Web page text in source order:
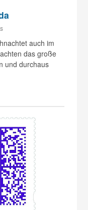
auch im
das große
und durchaus